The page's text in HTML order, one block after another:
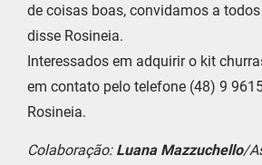
de coisas boas, convidamos a
disse Rosineia.
Interessados em adquirir o kit
em contato pelo telefone (48) 9
Rosineia.
Colaboração: Luana Mazzuchello/